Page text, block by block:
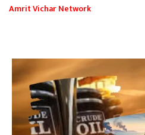
Amrit Vichar Network